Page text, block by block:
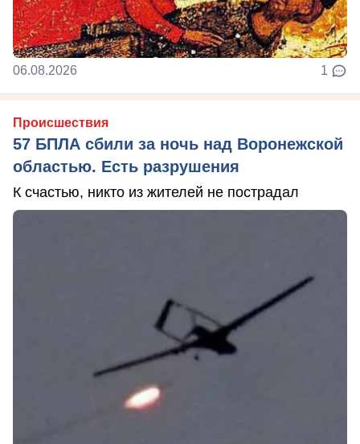
06.08.2026 1
Происшествия
57 БПЛА сбили за ночь над Воронежской
областью. Есть разрушения
К счастью, никто из жителей не пострадал